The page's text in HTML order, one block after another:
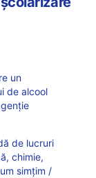
un
de alcool
de lucruri
chimie,
simțim /